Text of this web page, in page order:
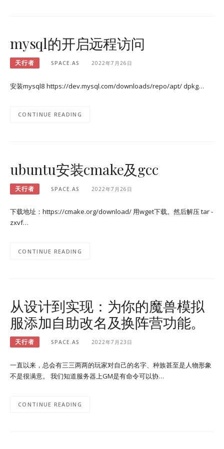
mysql的开启远程访问
天行者 SPACE.AS 2022年7月26日
安装mysql8 https://dev.mysql.com/downloads/repo/apt/ dpkg…
CONTINUE READING
ubuntu安装cmake及gcc
天行者 SPACE.AS 2022年7月26日
下载地址：https://cmake.org/download/ 用wget下载。然后解压 tar -
zxvf…
CONTINUE READING
从设计到实现：为你的魔兽模拟
服添加自助改名及换阵营功能。
天行者 SPACE.AS 2022年7月23日
一直以来，总会有三三两两的玩家对自己的名字、种族甚至是人物形象
不是很满意。 我们知道服务器上GM是有命令可以协…
CONTINUE READING